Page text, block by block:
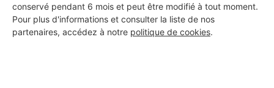
conservé pendant 6 mois et peut être modifié à tout moment.
Pour plus d'informations et consulter la liste de nos
partenaires, accédez à notre politique de cookies.